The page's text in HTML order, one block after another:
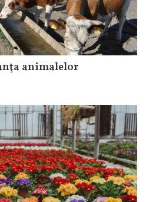
animalelor